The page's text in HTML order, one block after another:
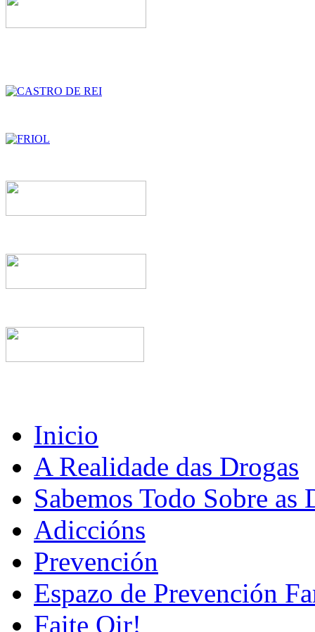
Inicio
A Realidade das Drogas
Sabemos Todo Sobre as
Adiccións
Prevención
Espazo de Prevención
Faite Oir!